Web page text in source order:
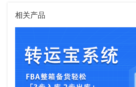
相关产品